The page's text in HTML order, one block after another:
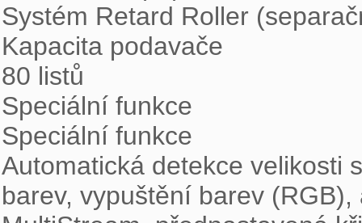
Systém Retard Roller
Kapacita podavače
80 listů
Speciální funkce
Speciální funkce
Automatická detekce velikosti
barev, vypuštění barev